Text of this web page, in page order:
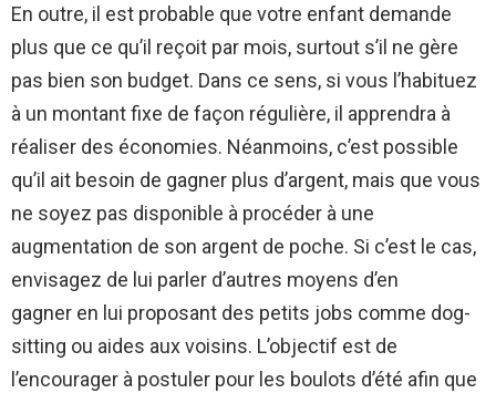
En outre, il est probable que votre enfant demande
plus que ce qu’il reçoit par mois, surtout s’il ne gère
pas bien son budget. Dans ce sens, si vous l’habituez
à un montant fixe de façon régulière, il apprendra à
réaliser des économies. Néanmoins, c’est possible
qu’il ait besoin de gagner plus d’argent, mais que vous
ne soyez pas disponible à procéder à une
augmentation de son argent de poche. Si c’est le cas,
envisagez de lui parler d’autres moyens d’en
gagner en lui proposant des petits jobs comme dog-
sitting ou aides aux voisins. L’objectif est de
l’encourager à postuler pour les boulots d’été afin que